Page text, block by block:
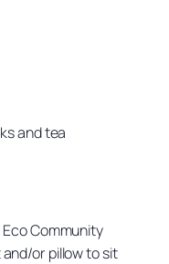
and tea
Community
and/or pillow to sit